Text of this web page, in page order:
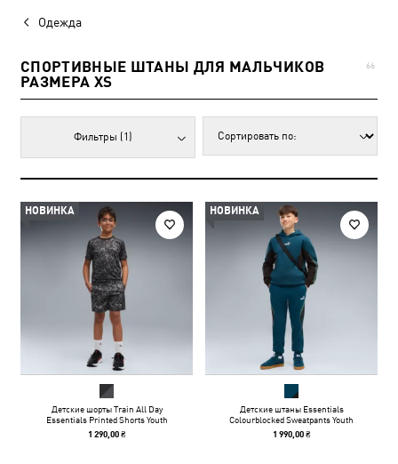
Одежда
СПОРТИВНЫЕ ШТАНЫ ДЛЯ МАЛЬЧИКОВ
РАЗМЕРА XS
66
Фильтры (1)
НОВИНКА
Детские шорты Train All Day
Essentials Printed Shorts Youth
1 290,00 ₴
НОВИНКА
Детские штаны Essentials
Colourblocked Sweatpants Youth
1 990,00 ₴